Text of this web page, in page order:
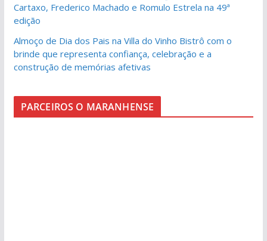
Cartaxo, Frederico Machado e Romulo Estrela na 49ª
edição
Almoço de Dia dos Pais na Villa do Vinho Bistrô com o
brinde que representa confiança, celebração e a
construção de memórias afetivas
PARCEIROS O MARANHENSE